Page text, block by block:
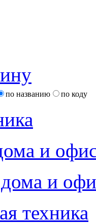
по названию по коду
и
и
техника